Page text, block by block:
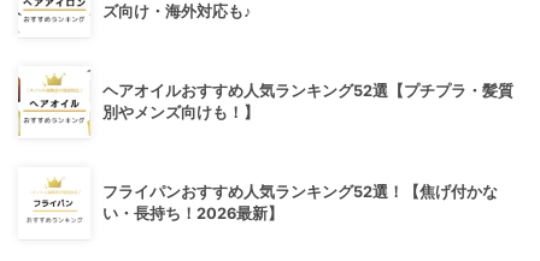
ズ向け・海外対応も♪
ヘアオイルおすすめ人気ランキング52選【プチプラ・髪質
別やメンズ向けも！】
フライパンおすすめ人気ランキング52選！【焦げ付かな
い・長持ち！2026最新】